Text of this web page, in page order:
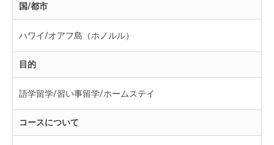
国/都市
ハワイ/オアフ島（ホノルル）
目的
語学留学/習い事留学/ホームステイ
コースについて